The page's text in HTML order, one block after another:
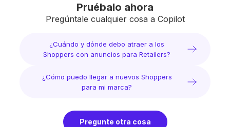
Pruébalo ahora
Pregúntale cualquier cosa a Copilot
¿Cuándo y dónde debo atraer a los
Shoppers con anuncios para Retailers?
¿Cómo puedo llegar a nuevos Shoppers
para mi marca?
Pregunte otra cosa